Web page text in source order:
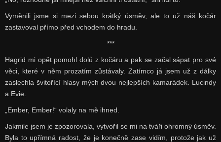
Vyměnili jsme si mezi sebou krátký úsměv, ale to už náš kočár
zastavoval přímo před vchodem do hradu.
***
Hagrid mi opět pomohl dolů z kočáru a pak se začal sápat pro své
věci, které v něm prozatím zůstávaly. Zatímco já jsem už z dálky
zaslechla švitořící hlasy mých dvou nejlepších kamarádek. Lucindy
a Evie.
„Ember, Ember!“ volaly na mě ihned.
Jakmile jsem je zpozorovala, vytvořil se mi na tváři ohromný úsměv.
Byla to upřímná radost, že je konečně zase vidím, protože jak už